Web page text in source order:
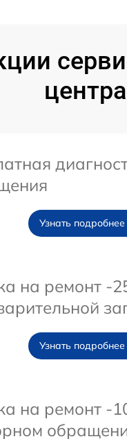
центра
Узнать подробнее
на ремонт -
Узнать подробнее
на ремонт -